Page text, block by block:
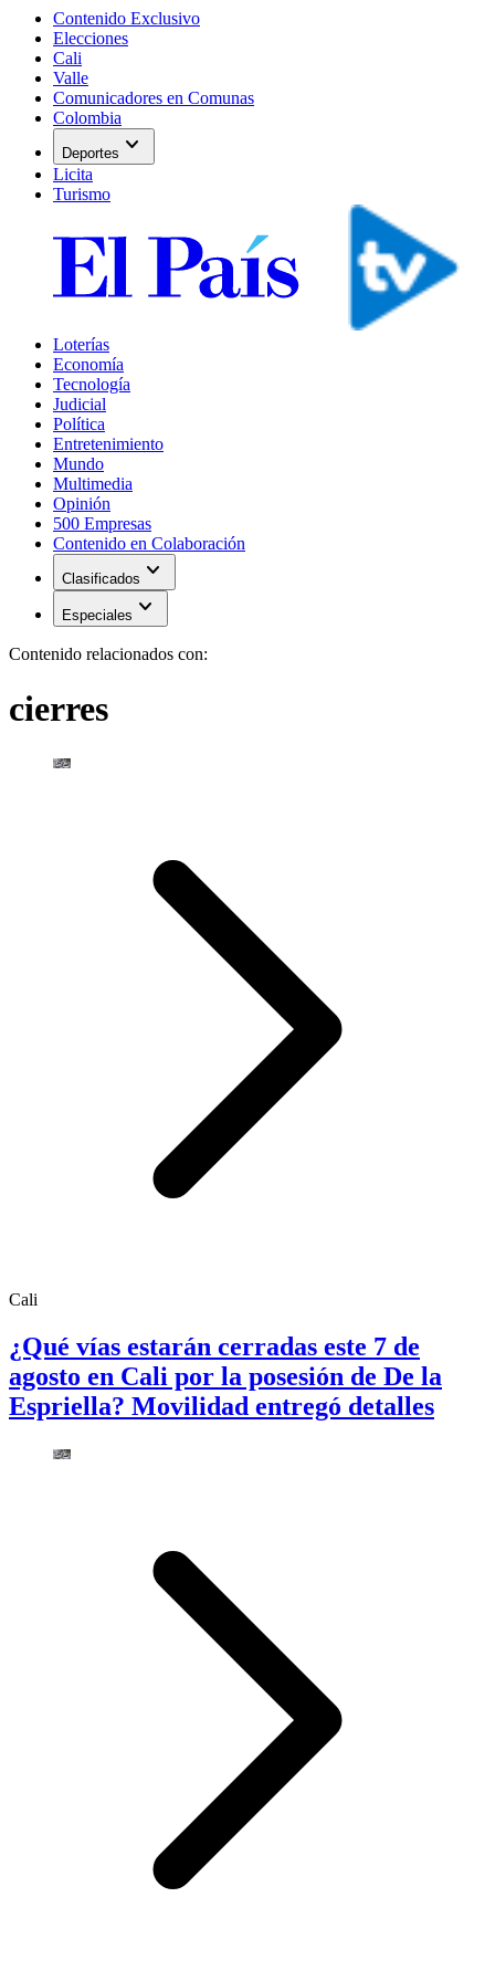
Contenido Exclusivo
Elecciones
Cali
Valle
Comunicadores en Comunas
Colombia
Deportes expand_more
Licita
Turismo
Loterías
Economía
Tecnología
Judicial
Política
Entretenimiento
Mundo
Multimedia
Opinión
500 Empresas
Contenido en Colaboración
Clasificados expand_more
Especiales expand_more
Contenido relacionados con:
cierres
Cali
¿Qué vías estarán cerradas este 7 de
agosto en Cali por la posesión de De la
Espriella? Movilidad entregó detalles